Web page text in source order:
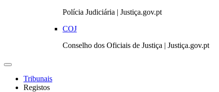
Polícia Judiciária | Justiça.gov.pt
COJ
Conselho dos Oficiais de Justiça | Justiça.gov.pt
Toggle
navigationTribunais
Registos